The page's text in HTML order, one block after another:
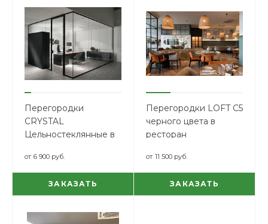
Перегородки
CRYSTAL
Цельностеклянные в
от 6 900 руб.
ЗАКАЗАТЬ
Перегородки LOFT C5
черного цвета в
ресторан
от 11 500 руб.
ЗАКАЗАТЬ